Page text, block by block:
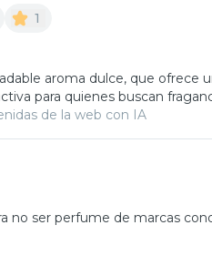
1
aroma dulce, que ofrece
para quienes buscan
de la web con IA
no ser perfume de marcas